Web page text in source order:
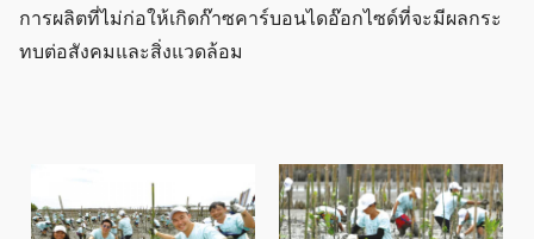
การผลิตที่ไม่ก่อให้เกิดก๊าซคาร์บอนไดอ๊อกไซด์ที่จะมีผลกระ
ทบต่อสังคมและสิ่งแวดล้อม